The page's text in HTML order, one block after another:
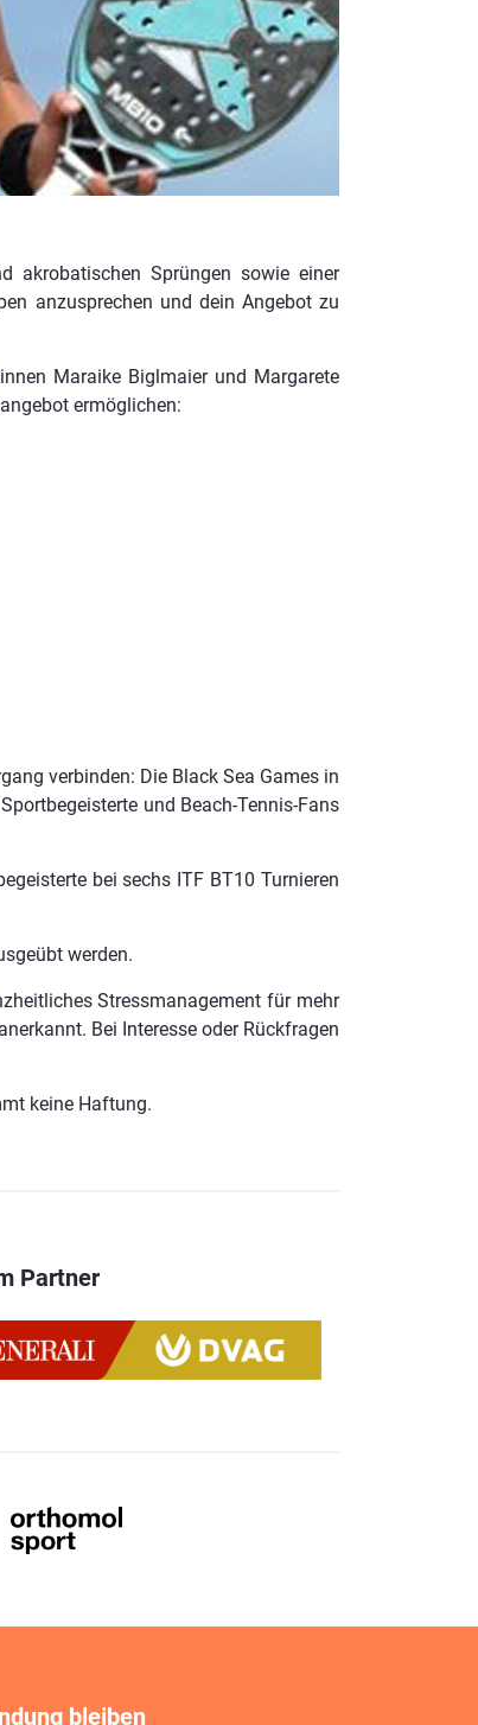
akrobatischen Sprüngen sowie einer
anzusprechen und dein Angebot zu
Maraike Biglmaier und Margarete
ermöglichen:
verbinden: Die Black Sea Games in
und Beach-Tennis-Fans
bei sechs ITF BT10 Turnieren
werden.
Stressmanagement für mehr
Bei Interesse oder Rückfragen
keine Haftung.
Partner
bleiben